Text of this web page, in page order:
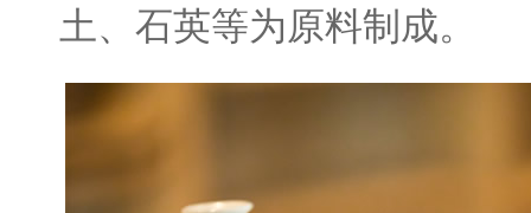
土、石英等为原料制成。